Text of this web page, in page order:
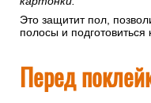
Это защитит пол,
полосы и подготовиться
Перед